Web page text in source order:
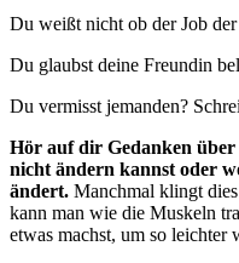
Du weißt nicht ob der Job
Du glaubst deine Freundin
Du vermisst jemanden?
Hör auf dir Gedanken über
nicht ändern kannst oder
ändert. Manchmal klingt
kann man wie die Muskeln
etwas machst, um so leichter